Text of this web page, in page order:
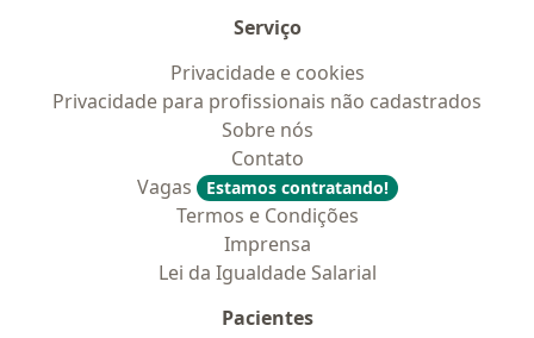
Serviço
Privacidade e cookies
Privacidade para profissionais não cadastrados
Sobre nós
Contato
Vagas
Estamos contratando!
Termos e Condições
Imprensa
Lei da Igualdade Salarial
Pacientes